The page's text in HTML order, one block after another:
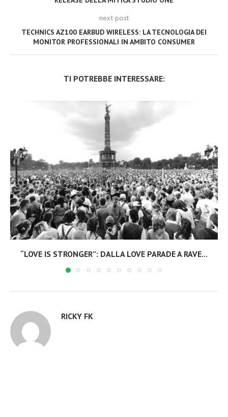
next post
TECHNICS AZ100 EARBUD WIRELESS: LA TECNOLOGIA DEI
MONITOR PROFESSIONALI IN AMBITO CONSUMER
TI POTREBBE INTERESSARE:
“LOVE IS STRONGER”: DALLA LOVE PARADE A RAVE...
RICKY FK